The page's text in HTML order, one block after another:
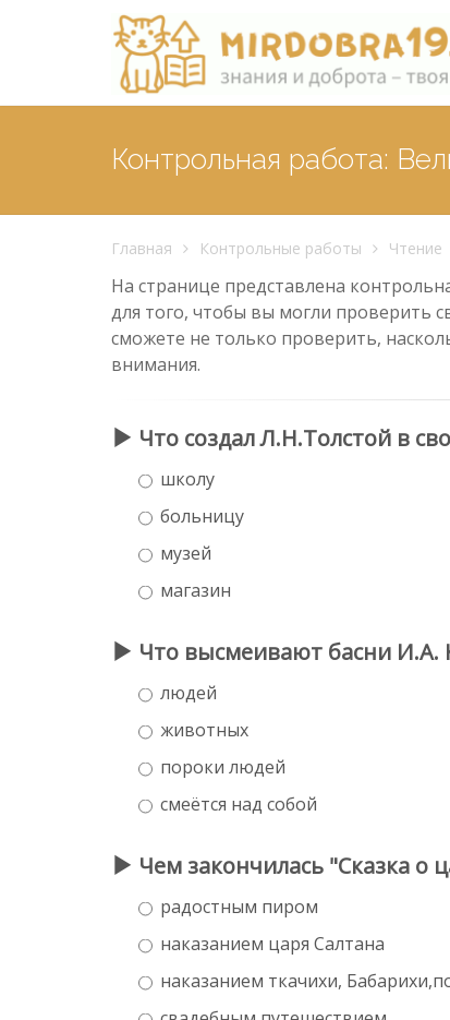
Контрольная работа:
Главная Контрольные работы Чтение
На странице представлена
для того, чтобы вы могли проверить
сможете не только проверить,
внимания.
Что создал Л.Н.Толстой в
школу
больницу
музей
магазин
Что высмеивают басни И.А.
людей
животных
пороки людей
смеётся над собой
Чем закончилась "Сказка о
радостным пиром
наказанием царя Салтана
наказанием ткачихи,